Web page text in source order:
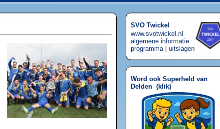
SVO Twickel
www.svotwickel.nl
algemene informatie
programma| uitslagen
Word ook Superheld van
Delden (klik)